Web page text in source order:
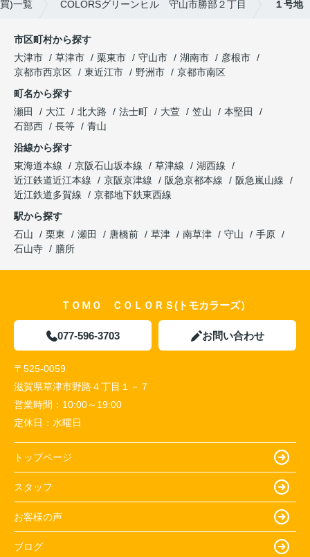
)一覧 COLORSグリーンヒル 守山市勝部２丁目 １号地
市区町村から探す
大津市
草津市 栗東市 守山市 湖南市
彦根市
京都市西京区
東近江市 野洲市
京都市南区
町名から探す
瀬田
大江 北大路 法士町 大萱 笠山
本堅田
石部西
長等
青山
沿線から探す
東海道本線
京阪石山坂本線 草津線
湖西線
近江鉄道近江本線
京阪京津線 阪急京都本線
阪急嵐山線
近江鉄道多賀線
京都地下鉄東西線
駅から探す
石山
栗東 瀬田 唐橋前 草津 南草津 守山
手原
石山寺
膳所
ＴＯＭＯ ＣＯＬＯＲＳ(トモカラーズ）
077-596-3703 お問い合わせ
〒525-0059
滋賀県草津市野路４丁目１－７
営業時間： 10:00～19:00
定休日： 水曜日
トップページ
スタッフ
お客様の声
ブログ